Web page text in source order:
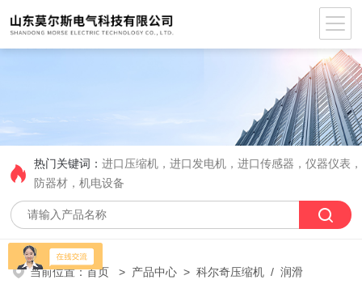
热门关键词：进口压缩机，进口发电机，进口传感器，仪器仪表
防器材，机电设备
当前位置：首页 > 产品中心 >科尔奇压缩机 /润滑